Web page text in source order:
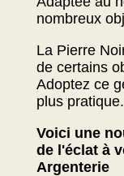
nombreux
La Pierre
de certains
Adoptez ce
plus pratique.
Voici une
de l'éclat à
Argenterie